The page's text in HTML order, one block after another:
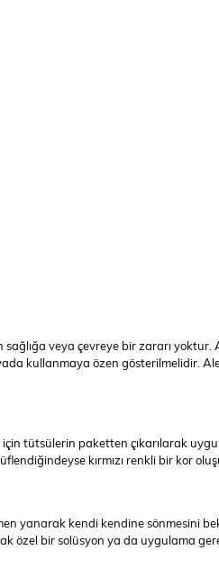
veya çevreye bir zararı
kullanmaya özen gösterilmelidir.
tütsülerin paketten çıkarılarak
kırmızı renkli bir kor
yanarak kendi kendine sönmesini
bir solüsyon ya da uygulama